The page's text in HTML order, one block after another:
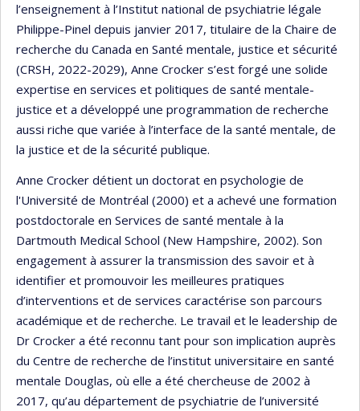
l’enseignement à l’Institut national de psychiatrie légale
Philippe-Pinel depuis janvier 2017, titulaire de la Chaire de
recherche du Canada en Santé mentale, justice et sécurité
(CRSH, 2022-2029), Anne Crocker s’est forgé une solide
expertise en services et politiques de santé mentale-
justice et a développé une programmation de recherche
aussi riche que variée à l’interface de la santé mentale, de
la justice et de la sécurité publique.
Anne Crocker détient un doctorat en psychologie de
l'Université de Montréal (2000) et a achevé une formation
postdoctorale en Services de santé mentale à la
Dartmouth Medical School (New Hampshire, 2002). Son
engagement à assurer la transmission des savoir et à
identifier et promouvoir les meilleures pratiques
d’interventions et de services caractérise son parcours
académique et de recherche. Le travail et le leadership de
Dr Crocker a été reconnu tant pour son implication auprès
du Centre de recherche de l’institut universitaire en santé
mentale Douglas, où elle a été chercheuse de 2002 à
2017, qu’au département de psychiatrie de l’université